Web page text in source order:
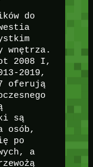
do
wnętrza.
2008 I,
2019,
oferują
są
osób,
po
a